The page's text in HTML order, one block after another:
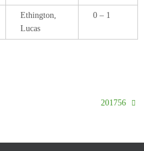
Ethington,
Lucas
0 – 1
201756